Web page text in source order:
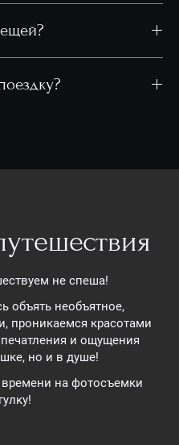
не спеша!
объять необъятное,
проникаемся красотами
и ощущения
но и в душе!
времени на фотосъемки